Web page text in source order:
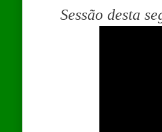
Sessão desta